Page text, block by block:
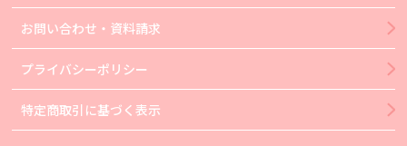
お問い合わせ・資料請求
プライバシーポリシー
特定商取引に基づく表示